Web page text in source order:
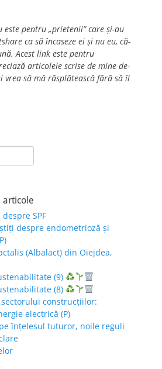
este pentru „prietenii” care și-au
ca să încaseze ei și nu eu, că-
Acest link este pentru
articolele scrise de mine de-
vrea să mă răsplătească fără să îl
articole
SPF
despre endometrioză și
(Albalact) din Oiejdea,
(9)
(8)
sectorului construcțiilor:
electrică (P)
înțelesul tuturor, noile reguli